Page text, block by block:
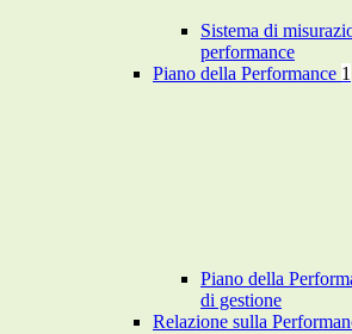
Sistema di
performance
Piano della Performance 1
Piano della
di gestione
Relazione sulla